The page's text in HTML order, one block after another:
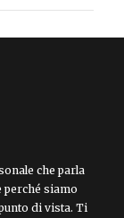
che parla
siamo
di vista. Ti